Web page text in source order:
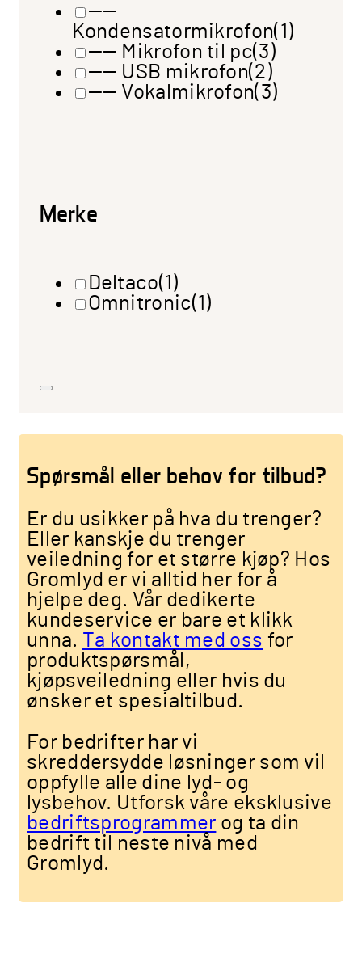
——
Kondensatormikrofon(1)
—— Mikrofon til pc(3)
—— USB mikrofon(2)
—— Vokalmikrofon(3)
Merke
Deltaco(1)
Omnitronic(1)
Spørsmål eller behov for tilbud?
Er du usikker på hva du trenger?
Eller kanskje du trenger
veiledning for et større kjøp? Hos
Gromlyd er vi alltid her for å
hjelpe deg. Vår dedikerte
kundeservice er bare et klikk
unna. Ta kontakt med oss for
produktspørsmål,
kjøpsveiledning eller hvis du
ønsker et spesialtilbud.
For bedrifter har vi
skreddersydde løsninger som vil
oppfylle alle dine lyd- og
lysbehov. Utforsk våre eksklusive
bedriftsprogrammer og ta din
bedrift til neste nivå med
Gromlyd.